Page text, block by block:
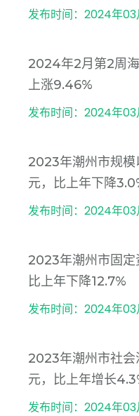
发布时间：2024年03
2024年2月第2周
上涨9.46%
发布时间：2024年03
2023年潮州市规
元，比上年下降
发布时间：2024年03
2023年潮州市固定
比上年下降12.7%
发布时间：2024年03
2023年潮州市社
元，比上年增长
发布时间：2024年03